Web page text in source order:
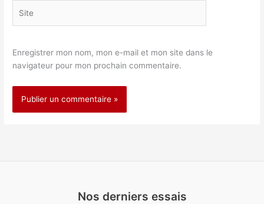
Enregistrer mon nom, mon e-mail et mon site dans le
navigateur pour mon prochain commentaire.
Nos derniers essais